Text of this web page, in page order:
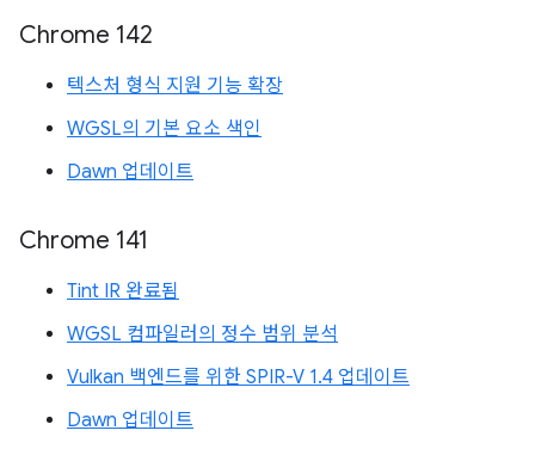
Chrome 142
텍스처 형식 지원 기능 확장
WGSL의 기본 요소 색인
Dawn 업데이트
Chrome 141
Tint IR 완료됨
WGSL 컴파일러의 정수 범위 분석
Vulkan 백엔드를 위한 SPIR-V 1.4 업데이트
Dawn 업데이트